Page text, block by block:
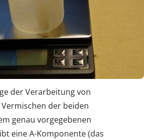
der Verarbeitung von
der beiden
genau vorgegebenen
eine A-Komponente (das